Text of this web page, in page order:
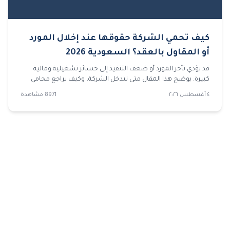
كيف تحمي الشركة حقوقها عند إخلال المورد
أو المقاول بالعقد؟ السعودية 2026
قد يؤدي تأخر المورد أو ضعف التنفيذ إلى خسائر تشغيلية ومالية
كبيرة. يوضح هذا المقال متى تتدخل الشركة، وكيف يراجع محامي
شركات العقد والمستندات، وما الخطوات التي تسبق رفع قضايا
٤ أغسطس ٢٠٢٦ 8971 مشاهدة